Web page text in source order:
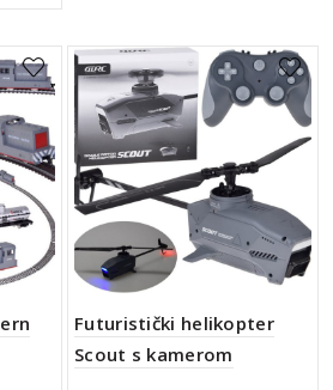
Futuristički helikopter
Scout s kamerom